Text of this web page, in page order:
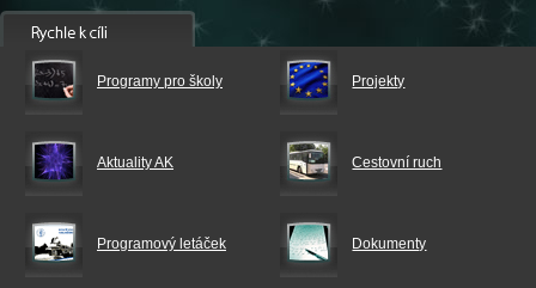
Programy pro školy Projekty
Aktuality AK Cestovní ruch
Programový letáček Dokumenty